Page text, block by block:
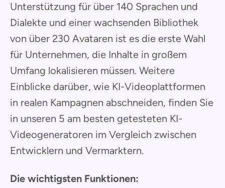
Unterstützung für über 140 Sprachen und
Dialekte und einer wachsenden Bibliothek
von über 230 Avataren ist es die erste Wahl
für Unternehmen, die Inhalte in großem
Umfang lokalisieren müssen. Weitere
Einblicke darüber, wie KI-Videoplattformen
in realen Kampagnen abschneiden, finden Sie
in unseren 5 am besten getesteten KI-
Videogeneratoren im Vergleich zwischen
Entwicklern und Vermarktern.
Die wichtigsten Funktionen: